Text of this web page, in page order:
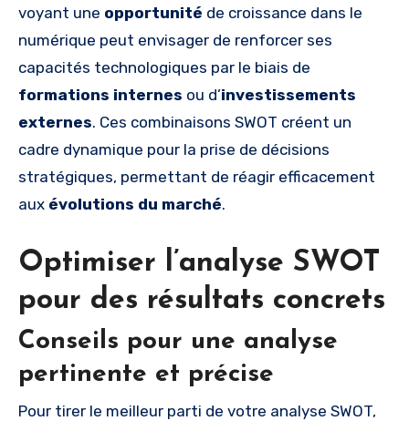
voyant une opportunité de croissance dans le
numérique peut envisager de renforcer ses
capacités technologiques par le biais de
formations internes ou d’investissements
externes. Ces combinaisons SWOT créent un
cadre dynamique pour la prise de décisions
stratégiques, permettant de réagir efficacement
aux évolutions du marché.
Optimiser l’analyse SWOT
pour des résultats concrets
Conseils pour une analyse
pertinente et précise
Pour tirer le meilleur parti de votre analyse SWOT,